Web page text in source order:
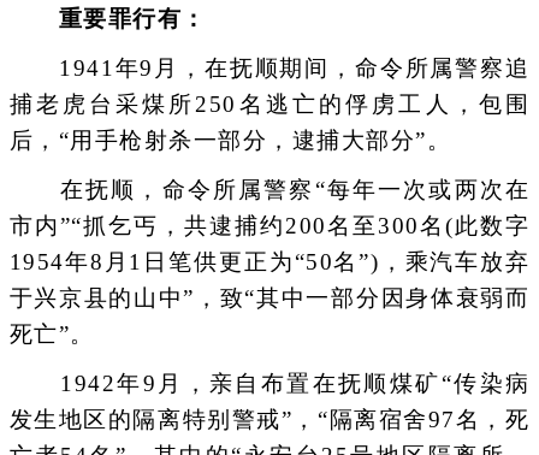
重要罪行有：
1941年9月，在抚顺期间，命令所属警察追
捕老虎台采煤所250名逃亡的俘虏工人，包围
后，“用手枪射杀一部分，逮捕大部分”。
在抚顺，命令所属警察“每年一次或两次在
市内”“抓乞丐，共逮捕约200名至300名(此数字
1954年8月1日笔供更正为“50名”)，乘汽车放弃
于兴京县的山中”，致“其中一部分因身体衰弱而
死亡”。
1942年9月，亲自布置在抚顺煤矿“传染病
发生地区的隔离特别警戒”，“隔离宿舍97名，死